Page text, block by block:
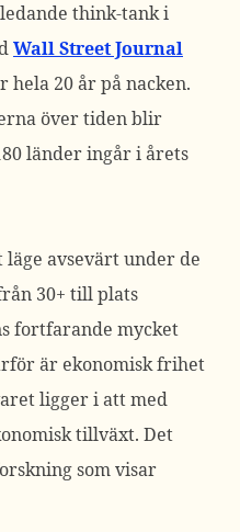
think-tank i
Wall Street Journal
hela 20 år på nacken.
över tiden blir
länder ingår i årets
avsevärt under de
30+ till plats
fortfarande mycket
är ekonomisk frihet
ligger i att med
tillväxt. Det
som visar